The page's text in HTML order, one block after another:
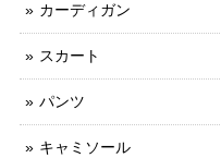
カーディガン
スカート
パンツ
キャミソール